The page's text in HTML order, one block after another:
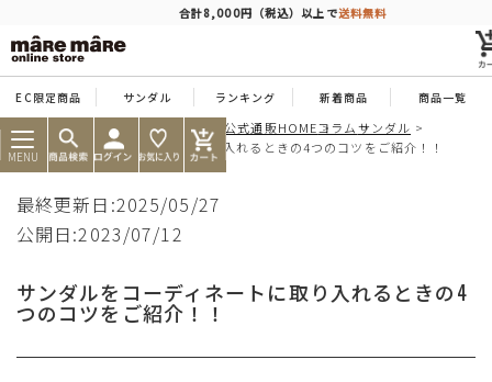
合計8,000円（税込）以上で送料無料
EC限定商品 サンダル ランキング 新着商品 商品一覧
MENU
痛くならない靴ならマーレマーレ公式通販HOMEコラムサンダル
サンダルをコーディネートに取り入れるときの4つのコツをご紹介！！
最終更新日:2025/05/27
公開日:2023/07/12
サンダルをコーディネートに取り入れるときの4
つのコツをご紹介！！
商品を探す
人気ワード #コンフォート #パンプス #スニーカー #ブーツ
タイプ